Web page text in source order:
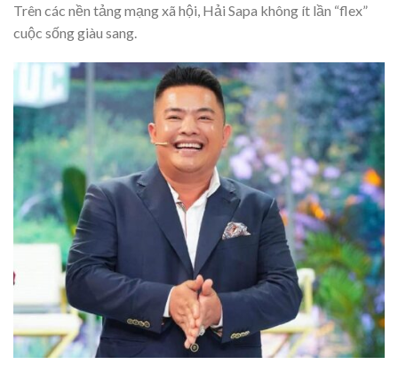
Trên các nền tảng mạng xã hội, Hải Sapa không ít lần “flex”
cuộc sống giàu sang.